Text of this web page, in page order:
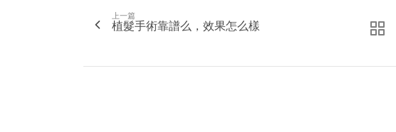
上一篇
植髮手術靠譜么，效果怎么樣